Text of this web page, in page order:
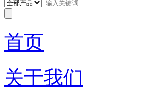
首页
关于我们